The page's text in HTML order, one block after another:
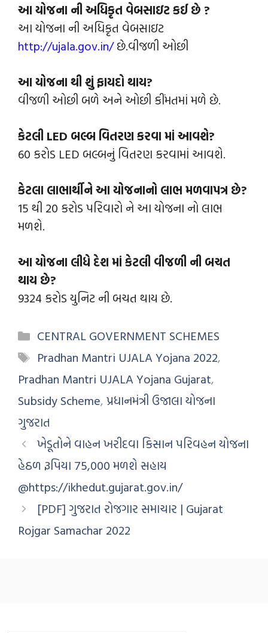
આ યોજના ની અધિકૃત વેબસાઇટ કઈ છે ?
આ યોજના ની અધિકૃત વેબસાઇટ
http://ujala.gov.in/છે.વીજળી ઓછી
આ યોજના થી શું ફાયદો થાય?
વીજળી ઓછી બળે અને ઓછી કીંમતમાં મળે છે.
કેટલી LED બલ્બ વિતરણ કરવા માં આવશે?
60 કરોડ LED બલ્બનું વિતરણ કરવામાં આવશે.
કેટલા લાભાર્થીને આ યોજનાનો લાભ મળવાપત્ર છે?
15 થી 20 કરોડ પરિવારો ને આ યોજના નો લાભ
મળશે.
આ યોજના લીધે દેશ માં કેટલી વીજળી ની બચત
થાય છે?
9324 કરોડ યુનિટ ની બચત થાય છે.
CENTRAL GOVERNMENT SCHEMES
Pradhan Mantri UJALA Yojana 2022,
Pradhan Mantri UJALA Yojana Gujarat,
Subsidy Scheme, પ્રધાનમંત્રી ઉજાલા યોજના
ગુજરાત
ખેડૂતોને વાહન ખરીદવા કિસાન પરિવહન યોજના
હેઠળ રૂપિયા 75,000 મળશે સહાય
@https://ikhedut.gujarat.gov.in/
[PDF] ગુજરાત રોજગાર સમાચાર | Gujarat
Rojgar Samachar 2022